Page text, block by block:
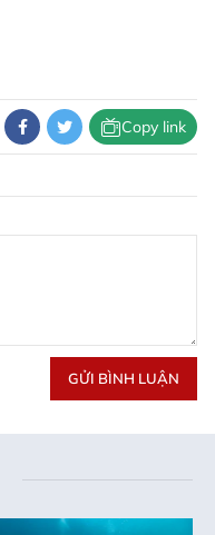
Copy link
GỬI BÌNH LUẬN